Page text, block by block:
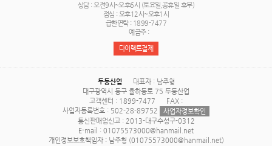
상담 : 오전9시~오후6시 (토요일,공휴일 휴무)
점심 : 오후12시~오후1시
급한연락 : 1899-7477
예금주 :
다이렉트결제
두둥산업
대표자 : 남주형
대구광역시 동구 율하동로 75 두둥산업
고객센터 : 1899-7477
FAX :
사업자등록번호 : 502-28-89752
사업자정보확인
통신판매업신고 : 2013-대구수성구-0312
E-mail : 01075573000@hanmail.net
개인정보보호책임자 : 남주형 (01075573000@hanmail.net)